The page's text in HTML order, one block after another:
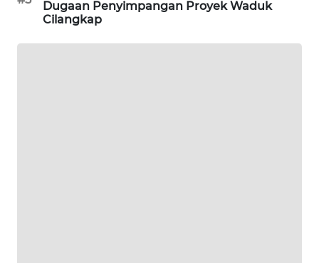
Dugaan Penyimpangan Proyek Waduk
Cilangkap
NEWS
JURNAL